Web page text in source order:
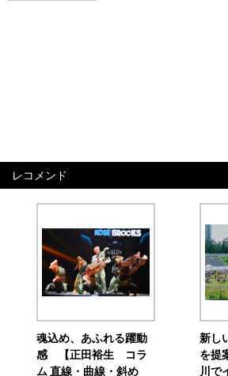
レコメンド
魂込め、あふれる躍動
感 【正田裕生 コラ
ム 直線・曲線・斜め
新し
を提
川で